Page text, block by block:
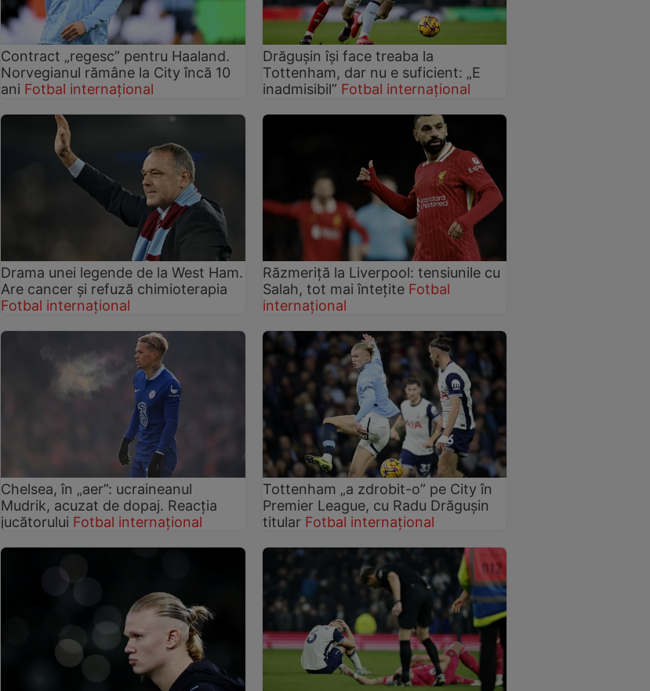
Contract „regesc” pentru Haaland.
Norvegianul rămâne la City încă 10
ani Fotbal internațional
Drăgușin își face treaba la
Tottenham, dar nu e suficient: „E
inadmisibil” Fotbal internațional
Drama unei legende de la West Ham.
Are cancer și refuză chimioterapia
Fotbal internațional
Răzmeriță la Liverpool: tensiunile cu
Salah, tot mai întețite Fotbal
internațional
Chelsea, în „aer”: ucraineanul
Mudrik, acuzat de dopaj. Reacția
jucătorului Fotbal internațional
Tottenham „a zdrobit-o” pe City în
Premier League, cu Radu Drăgușin
titular Fotbal internațional